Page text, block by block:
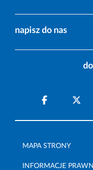
napisz do nas
MAPA STRONY
INFORMACJE